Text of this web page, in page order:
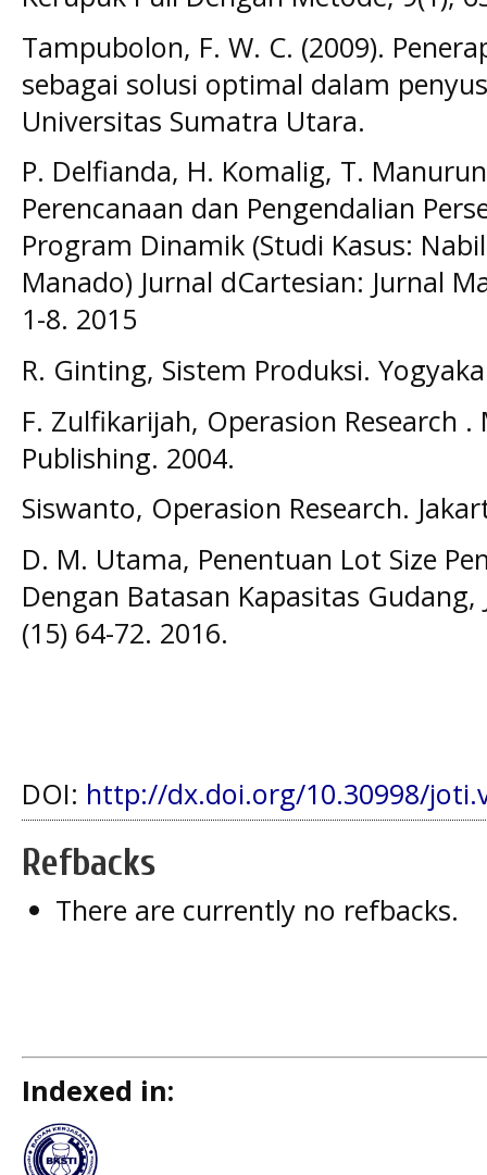
Tampubolon, F. W. C. (2009).
sebagai solusi optimal dalam
Universitas Sumatra Utara.
P. Delfianda, H. Komalig, T.
Perencanaan dan Pengendalian
Program Dinamik (Studi Kasus:
Manado) Jurnal dCartesian: Jurnal
1-8. 2015
R. Ginting, Sistem Produksi.
F. Zulfikarijah, Operasion Research
Publishing. 2004.
Siswanto, Operasion Research.
D. M. Utama, Penentuan Lot Size
Dengan Batasan Kapasitas
(15) 64-72. 2016.
DOI: http://dx.doi.org/10.30998/
Refbacks
There are currently no refbacks.
Indexed in: